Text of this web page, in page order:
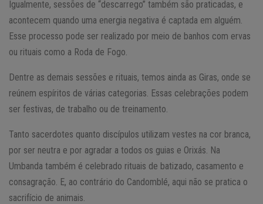
Igualmente, sessões de “descarrego” também são praticadas, e
acontecem quando uma energia negativa é captada em alguém.
Esse processo pode ser realizado por meio de banhos com ervas
ou rituais como a Roda de Fogo.
Dentre as demais sessões e rituais, temos ainda as Giras, onde se
reúnem espíritos de várias categorias. Essas celebrações podem
ser festivas, de trabalho ou de treinamento.
Tanto sacerdotes quanto discípulos utilizam vestes na cor branca,
por ser neutra e por agradar a todos os guias e Orixás. Na
Umbanda também é celebrado rituais de batizado, casamento e
consagração. E, ao contrário do Candomblé, aqui não se pratica o
sacrifício de animais.